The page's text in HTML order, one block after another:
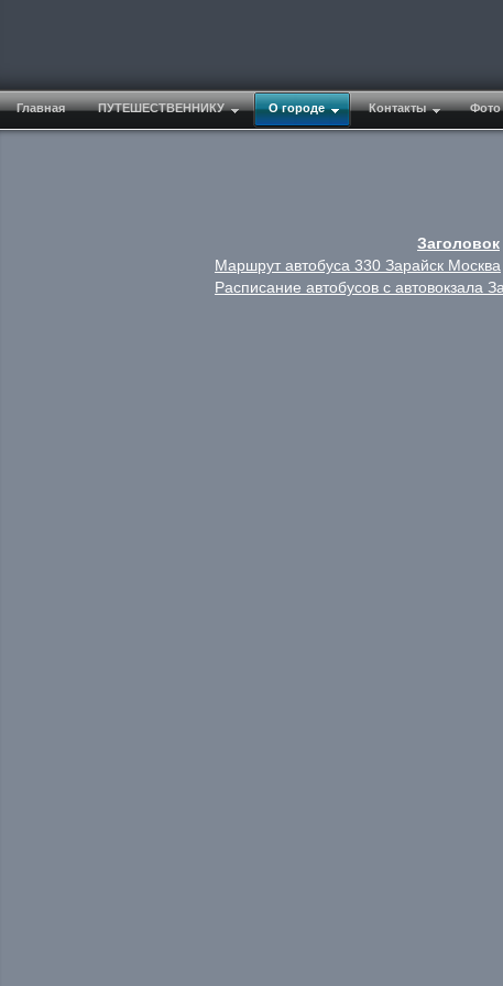
Главная ПУТЕШЕСТВЕННИКУ О городе Контакты Фото
Заголовок
Маршрут автобуса 330 Зарайск Москва
Расписание автобусов с автовокзала